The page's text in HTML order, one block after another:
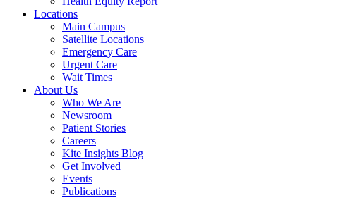
Locations
Main Campus
Satellite Locations
Emergency Care
Urgent Care
Wait Times
About Us
Who We Are
Newsroom
Patient Stories
Careers
Kite Insights Blog
Get Involved
Events
Publications